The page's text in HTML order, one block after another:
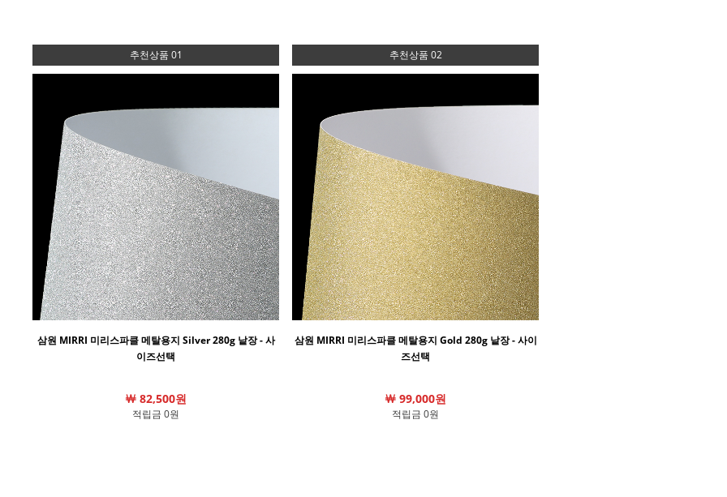
추천상품 01
삼원 MIRRI 미리스파클 메탈용지 Silver 280g 낱장 - 사
이즈선택
￦ 82,500원
적립금 0원
추천상품 02
삼원 MIRRI 미리스파클 메탈용지 Gold 280g 낱장 - 사이
즈선택
￦ 99,000원
적립금 0원